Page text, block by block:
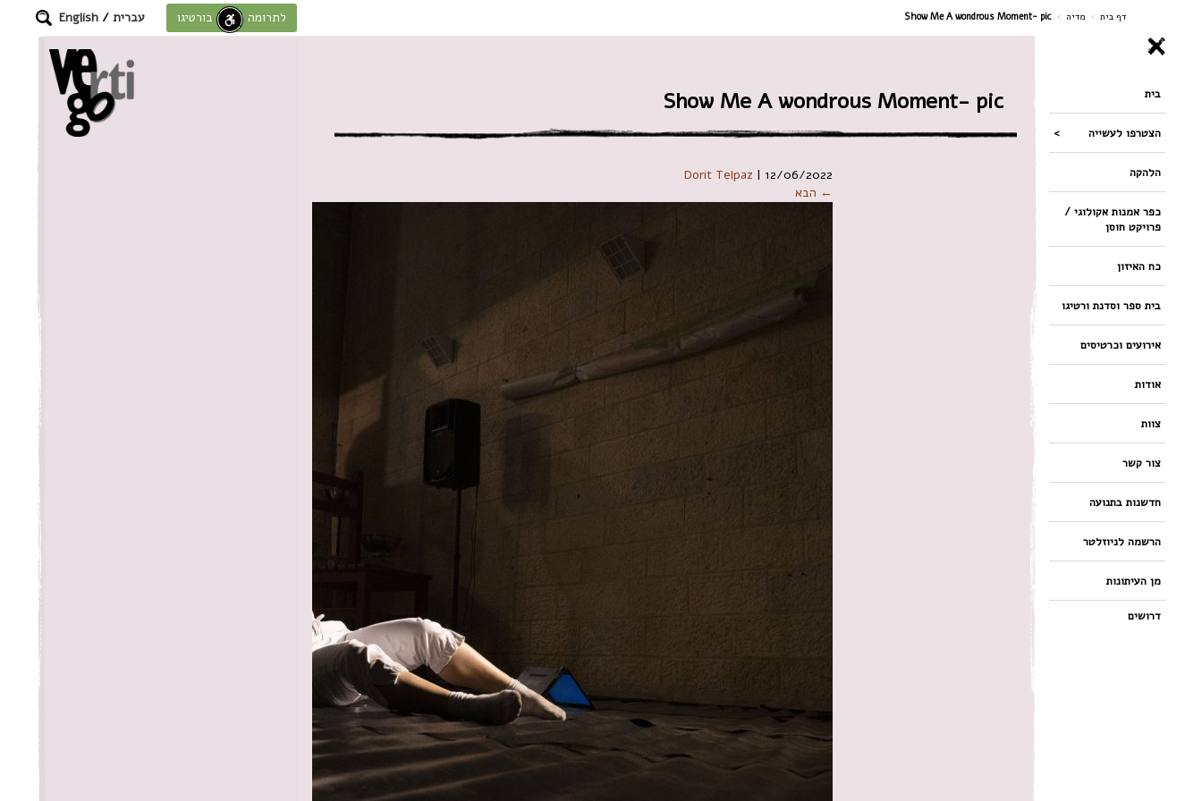
דף בית > מדיה >
Show Me A wondrous Moment- pic לתרומה לחוסן בורטיגו עברית /
English
בית
הצטרפו לעשייה
הלהקה
כפר אמנות אקולוגי /
פרויקט חוסן
כח האיזון
בית ספר וסדנת ורטיגו
אירועים וכרטיסים
אודות
צוות
צור קשר
חדשנות בתנועה
הרשמה לניוזלטר
מן העיתונות
דרושים
Show Me A wondrous Moment- pic
Dorit Telpaz | 12/06/2022
← הבא